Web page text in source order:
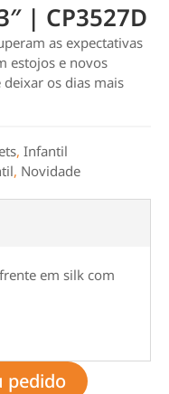
| CP3527D
as expectativas
estojos e novos
os dias mais
, Infantil
, Novidade
em silk com
pedido